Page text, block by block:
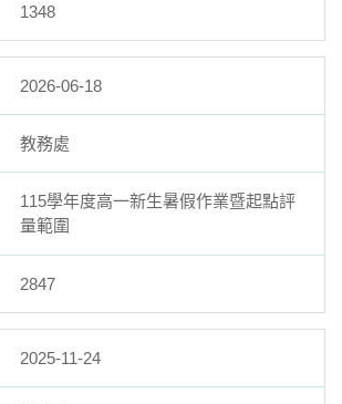
1348
2026-06-18
教務處
115學年度高一新生暑假作業暨起點評
量範圍
2847
2025-11-24